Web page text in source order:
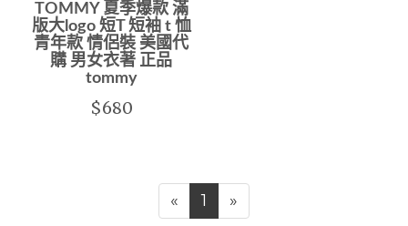
TOMMY 夏季爆款 滿
版大logo 短T 短袖 t 恤
青年款 情侶裝 美國代
購 男女衣著 正品
tommy
$680
« 1 »